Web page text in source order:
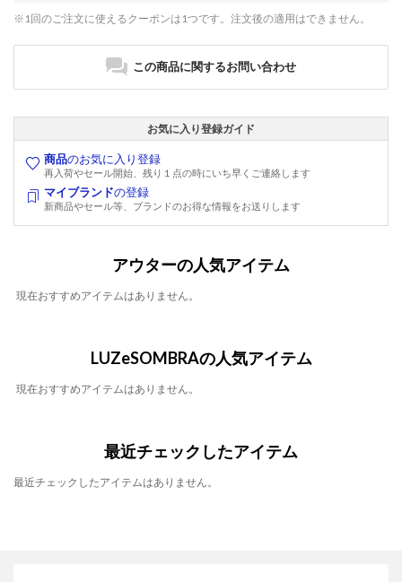
※1回のご注文に使えるクーポンは1つです。注文後の適用はできません。
この商品に関するお問い合わせ
お気に入り登録ガイド
商品のお気に入り登録
再入荷やセール開始、残り１点の時にいち早くご連絡します
マイブランドの登録
新商品やセール等、ブランドのお得な情報をお送りします
アウターの人気アイテム
現在おすすめアイテムはありません。
LUZeSOMBRAの人気アイテム
現在おすすめアイテムはありません。
最近チェックしたアイテム
最近チェックしたアイテムはありません。